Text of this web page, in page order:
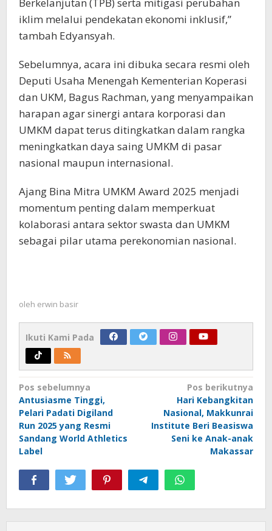
iklim melalui pendekatan ekonomi inklusif,”
tambah Edyansyah.
Sebelumnya, acara ini dibuka secara resmi oleh
Deputi Usaha Menengah Kementerian Koperasi
dan UKM, Bagus Rachman, yang menyampaikan
harapan agar sinergi antara korporasi dan
UMKM dapat terus ditingkatkan dalam rangka
meningkatkan daya saing UMKM di pasar
nasional maupun internasional.
Ajang Bina Mitra UMKM Award 2025 menjadi
momentum penting dalam memperkuat
kolaborasi antara sektor swasta dan UMKM
sebagai pilar utama perekonomian nasional.
oleh erwin basir
Ikuti Kami Pada
Navigasi
pos
Pos sebelumnya
Antusiasme Tinggi,
Pelari Padati Digiland
Run 2025 yang Resmi
Sandang World Athletics
Label
Pos berikutnya
Hari Kebangkitan
Nasional, Makkunrai
Institute Beri Beasiswa
Seni ke Anak-anak
Makassar